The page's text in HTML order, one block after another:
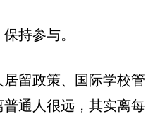
持参与。
留政策、国际学校管
通人很远，其实离每